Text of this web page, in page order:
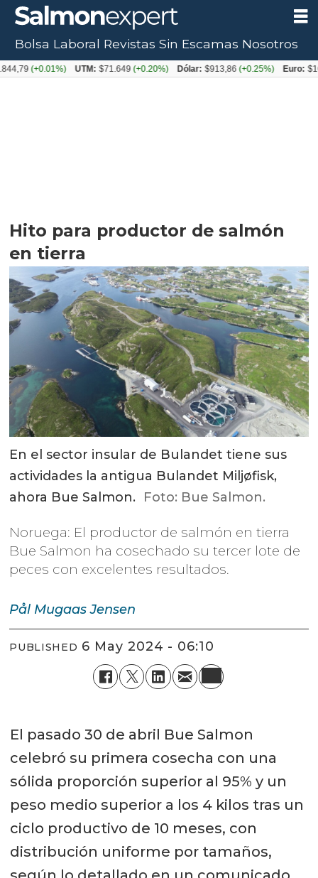
Hito para productor de salmón
en tierra
En el sector insular de Bulandet tiene sus
actividades la antigua Bulandet Miljøfisk,
ahora Bue Salmon. Foto: Bue Salmon.
Noruega: El productor de salmón en tierra
Bue Salmon ha cosechado su tercer lote de
peces con excelentes resultados.
Pål Mugaas Jensen
PUBLISHED 6 May 2024 - 06:10
El pasado 30 de abril Bue Salmon
celebró su primera cosecha con una
sólida proporción superior al 95% y un
peso medio superior a los 4 kilos tras un
ciclo productivo de 10 meses, con
distribución uniforme por tamaños,
Bolsa Laboral Revistas Sin Escamas Nosotros
UTM: $71.649 (+0.20%) Dólar: $913,86 (+0.25%) Euro: $1053,08